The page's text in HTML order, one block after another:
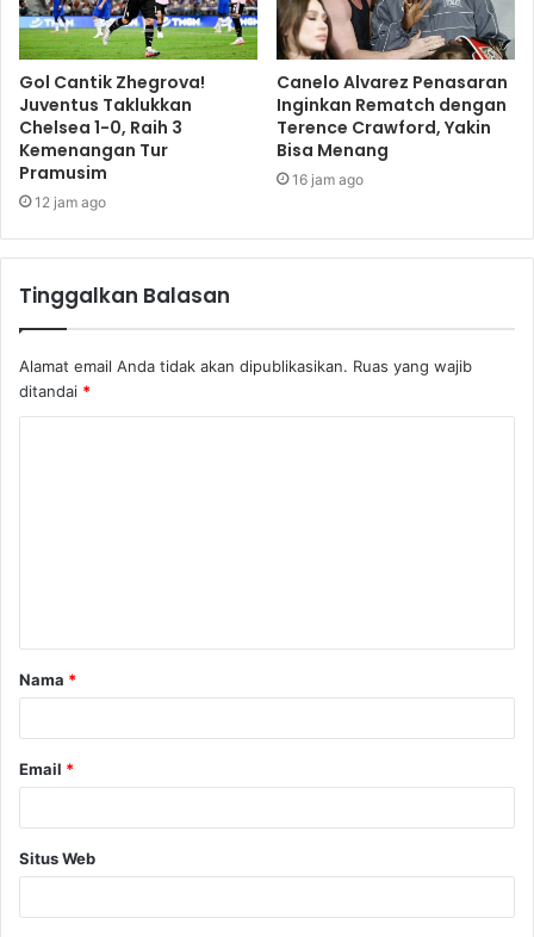
Gol Cantik Zhegrova!
Juventus Taklukkan
Chelsea 1-0, Raih 3
Kemenangan Tur
Pramusim
12 jam ago
Canelo Alvarez Penasaran
Inginkan Rematch dengan
Terence Crawford, Yakin
Bisa Menang
16 jam ago
Tinggalkan Balasan
Alamat email Anda tidak akan dipublikasikan. Ruas yang wajib
ditandai *
Nama *
Email *
Situs Web